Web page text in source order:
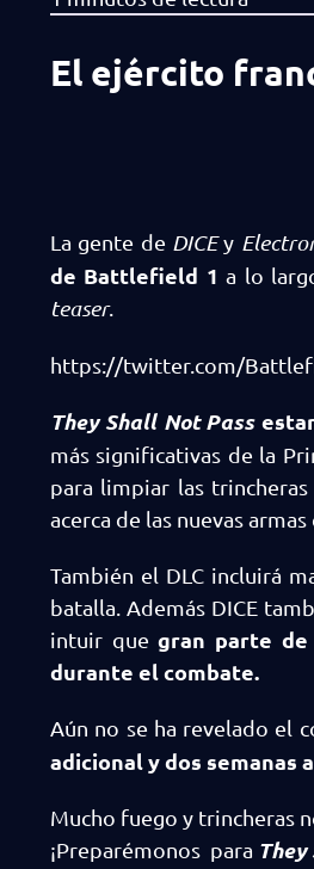
El ejército
La gente de DICEy
de Battlefield 1 a lo
teaser.
https://twitter.com/
They Shall Not Pass
más significativas de la
para limpiar las
acerca de las nuevas
También el DLC incluirá
batalla. Además DICE
intuir quegran parte de
durante el combate.
Aún no se ha revelado el
adicional y dos semanas
Mucho fuego y trincheras
¡Preparémonos para